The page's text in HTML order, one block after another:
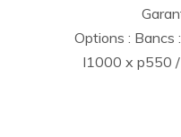
Options :
l1000 x p550